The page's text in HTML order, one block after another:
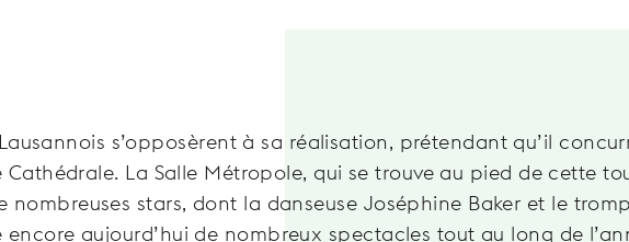
s’opposèrent à sa réalisation, prétendant qu’il
La Salle Métropole, qui se trouve au pied de cette
nombreuses stars, dont la danseuse Joséphine Baker et le
encore aujourd’hui de nombreux spectacles tout au long de